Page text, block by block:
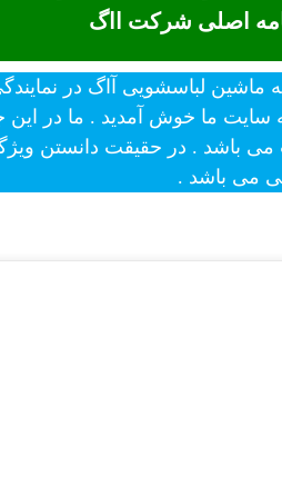
اصلی شرکت ااگ
سایت ما خوش آمدید . ما در
باشد . در حقیقت دانستن
می باشد .